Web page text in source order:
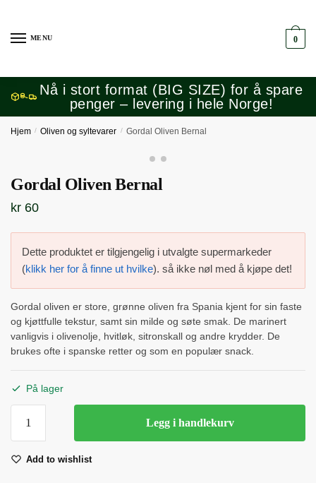
navigation
contentMENU 0
Nå i stort format (BIG SIZE) for å spare
penger – levering i hele Norge!
Hjem / Oliven og syltevarer / Gordal Oliven Bernal
Gordal Oliven Bernal
kr 60
Dette produktet er tilgjengelig i utvalgte supermarkeder
(klikk her for å finne ut hvilke). så ikke nøl med å kjøpe det!
Gordal oliven er store, grønne oliven fra Spania kjent for sin faste
og kjøttfulle tekstur, samt sin milde og søte smak. De marinert
vanligvis i olivenolje, hvitløk, sitronskall og andre krydder. De
brukes ofte i spanske retter og som en populær snack.
På lager
Oliven
antall
Legg i handlekurv
Add to wishlist